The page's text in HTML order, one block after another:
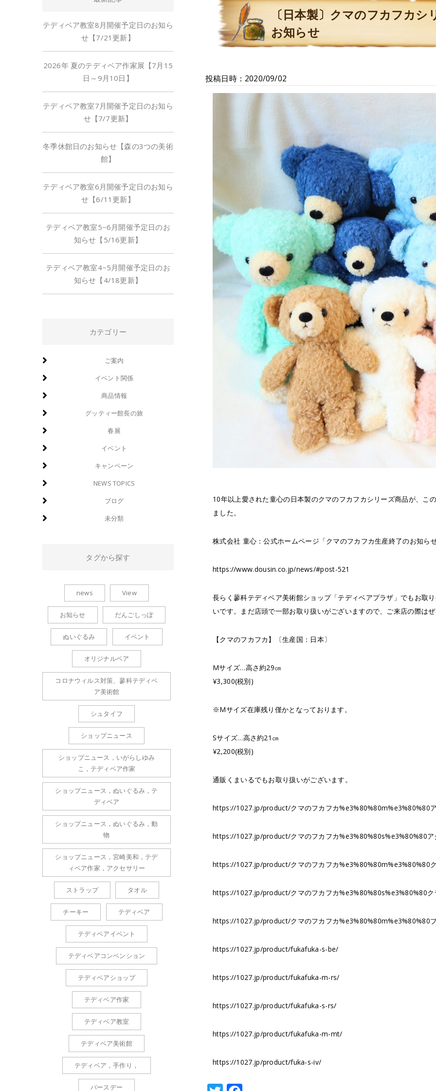
テディベア教室8月開催予定日のお知ら
せ【7/21更新】
2026年 夏のテディベア作家展【7月15
日～9月10日】
テディベア教室7月開催予定日のお知ら
せ【7/7更新】
冬季休館日のお知らせ【森の3つの美術
館】
テディベア教室6月開催予定日のお知ら
せ【6/11更新】
テディベア教室5~6月開催予定日のお
知らせ【5/16更新】
テディベア教室4~5月開催予定日のお
知らせ【4/18更新】
カテゴリー
ご案内
イベント関係
商品情報
グッティー館長の旅
春展
イベント
キャンペーン
NEWS TOPICS
ブログ
未分類
タグから探す
news View
お知らせ だんごしっぽ
ぬいぐるみ イベント
オリジナルベア
コロナウィルス対策、蓼科テディベ
ア美術館
シュタイフ
ショップニュース
ショップニュース，いがらしゆみ
こ，テディベア作家
ショップニュース，ぬいぐるみ，テ
ディベア
ショップニュース，ぬいぐるみ，動
物
ショップニュース，宮崎美和，テデ
ィベア作家，アクセサリー
ストラップ タオル
チーキー テディベア
テディベアイベント
テディベアコンベンション
テディベアショップ
テディベア作家
テディベア教室
テディベア美術館
テディベア，手作り，
バースデー
〔日本製〕クマのフカフカシ
お知らせ
投稿日時：2020/09/02
10年以上愛された童心の日本製のクマのフカフカシリーズ商品が、こ
ました。
株式会社 童心：公式ホームページ「クマのフカフカ生産終了のお知らせ
https://www.dousin.co.jp/news/#post-521
長らく蓼科テディベア美術館ショップ「テディベアプラザ」でもお取
いです。まだ店頭で一部お取り扱いがございますので、ご来店の際は
【クマのフカフカ】〔生産国：日本〕
Mサイズ…高さ約29㎝
¥3,300(税別)
※Mサイズ在庫残り僅かとなっております。
Sサイズ…高さ約21㎝
¥2,200(税別)
通販くまいるでもお取り扱いがございます。
https://1027.jp/product/クマのフカフカ%e3%80%80m%e3%80%80
https://1027.jp/product/クマのフカフカ%e3%80%80s%e3%80%80ア
https://1027.jp/product/クマのフカフカ%e3%80%80m%e3%80%80
https://1027.jp/product/クマのフカフカ%e3%80%80s%e3%80%80ク
https://1027.jp/product/クマのフカフカ%e3%80%80m%e3%80%80
https://1027.jp/product/fukafuka-s-be/
https://1027.jp/product/fukafuka-m-rs/
https://1027.jp/product/fukafuka-s-rs/
https://1027.jp/product/fukafuka-m-mt/
https://1027.jp/product/fuka-s-iv/